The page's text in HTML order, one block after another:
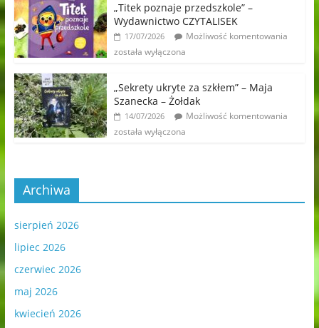
„Titek poznaje przedszkole” –
Wydawnictwo CZYTALISEK
17/07/2026
Możliwość komentowania
została wyłączona
„Sekrety ukryte za szkłem” – Maja
Szanecka – Żołdak
14/07/2026
Możliwość komentowania
została wyłączona
Archiwa
sierpień 2026
lipiec 2026
czerwiec 2026
maj 2026
kwiecień 2026